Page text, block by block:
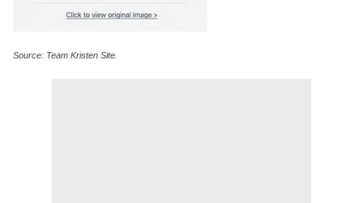
Source: Team Kristen Site.